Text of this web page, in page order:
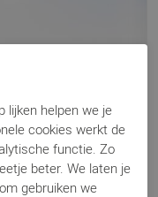
lijken helpen we je
cookies werkt de
functie. Zo
beter. We laten je
gebruiken we